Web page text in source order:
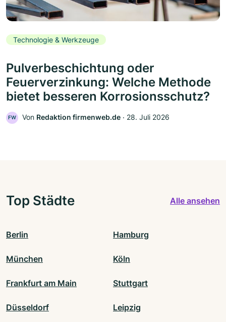
Technologie & Werkzeuge
Pulverbeschichtung oder
Feuerverzinkung: Welche Methode
bietet besseren Korrosionsschutz?
FW Von Redaktion firmenweb.de ‧ 28. Juli 2026
Top Städte Alle ansehen
Berlin Hamburg
München Köln
Frankfurt am Main Stuttgart
Düsseldorf Leipzig